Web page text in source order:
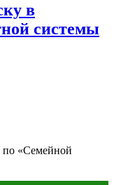
в
системы
по «Семейной